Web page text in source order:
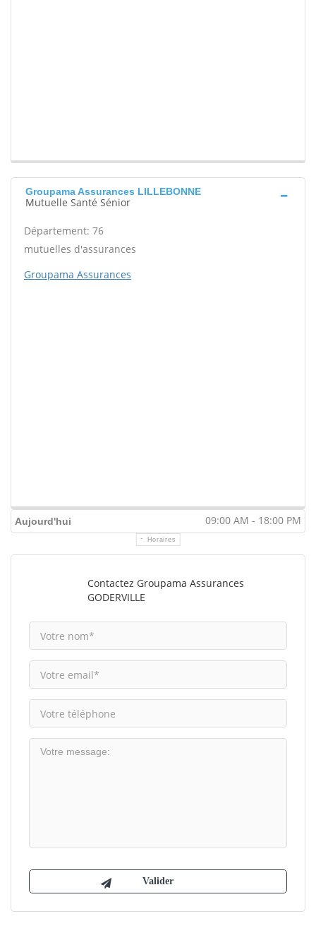
Groupama Assurances LILLEBONNE
Mutuelle Santé Sénior
Département: 76
mutuelles d'assurances
Groupama Assurances
Aujourd'hui 09:00 AM - 18:00 PM
Horaires
Contactez Groupama Assurances
GODERVILLE